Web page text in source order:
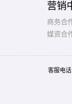
营销
商务合
媒资合
客服电